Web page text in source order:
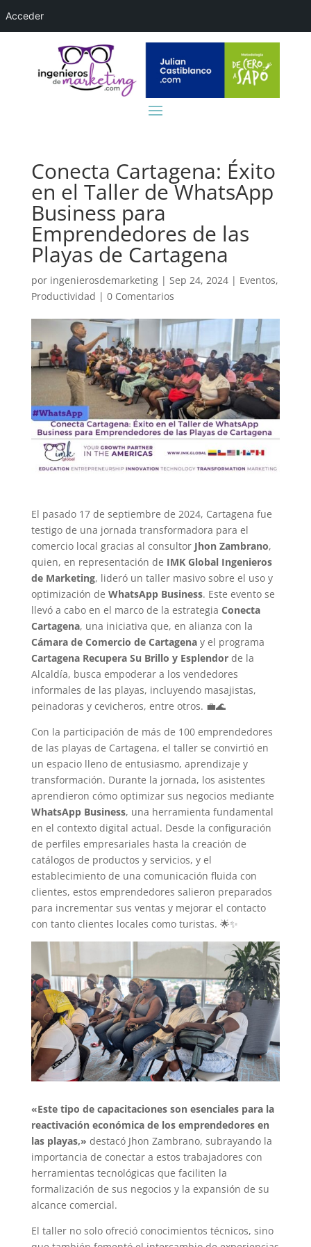
Conecta Cartagena: Éxito
en el Taller de WhatsApp
Business para
Emprendedores de las
Playas de Cartagena
por ingenierosdemarketing| Sep 24, 2024| Eventos,
Productividad | 0 Comentarios
El pasado 17 de septiembre de 2024, Cartagena fue
testigo de una jornada transformadora para el
comercio local gracias al consultor Jhon Zambrano,
quien, en representación de IMK Global Ingenieros
de Marketing, lideró un taller masivo sobre el uso y
optimización de WhatsApp Business. Este evento se
llevó a cabo en el marco de la estrategia Conecta
Cartagena, una iniciativa que, en alianza con la
Cámara de Comercio de Cartagenay el programa
Cartagena Recupera Su Brillo y Esplendorde la
Alcaldía, busca empoderar a los vendedores
informales de las playas, incluyendo masajistas,
peinadoras y cevicheros, entre otros. 💼🌊
Con la participación de más de 100 emprendedores
de las playas de Cartagena, el taller se convirtió en
un espacio lleno de entusiasmo, aprendizaje y
transformación. Durante la jornada, los asistentes
aprendieron cómo optimizar sus negocios mediante
WhatsApp Business, una herramienta fundamental
en el contexto digital actual. Desde la configuración
de perfiles empresariales hasta la creación de
catálogos de productos y servicios, y el
establecimiento de una comunicación fluida con
clientes, estos emprendedores salieron preparados
para incrementar sus ventas y mejorar el contacto
con tanto clientes locales como turistas. 🌟✨
«Este tipo de capacitaciones son esenciales para la
reactivación económica de los emprendedores en
las playas,» destacó Jhon Zambrano, subrayando la
importancia de conectar a estos trabajadores con
herramientas tecnológicas que faciliten la
formalización de sus negocios y la expansión de su
alcance comercial.
El taller no solo ofreció conocimientos técnicos, sino
Acceder